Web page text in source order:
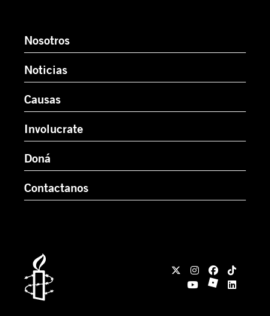
Nosotros
Noticias
Causas
Involucrate
Doná
Contactanos